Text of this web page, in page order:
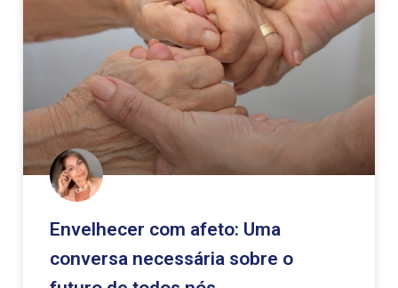
Envelhecer com afeto: Uma
conversa necessária sobre o